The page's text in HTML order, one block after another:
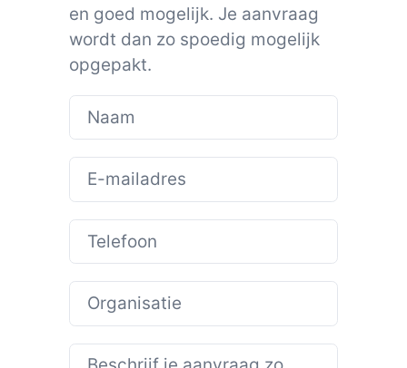
en goed mogelijk. Je aanvraag
wordt dan zo spoedig mogelijk
opgepakt.